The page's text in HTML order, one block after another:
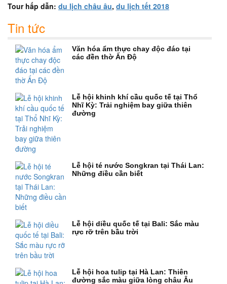
Tour hấp dẫn: du lịch châu âu, du lịch tết 2018
Tin tức
Văn hóa ẩm thực chay độc đáo tại
các đền thờ Ấn Độ
Lễ hội khinh khí cầu quốc tế tại Thổ
Nhĩ Kỳ: Trải nghiệm bay giữa thiên
đường
Lễ hội té nước Songkran tại Thái Lan:
Những điều cần biết
Lễ hội diều quốc tế tại Bali: Sắc màu
rực rỡ trên bầu trời
Lễ hội hoa tulip tại Hà Lan: Thiên
đường sắc màu giữa lòng châu Âu